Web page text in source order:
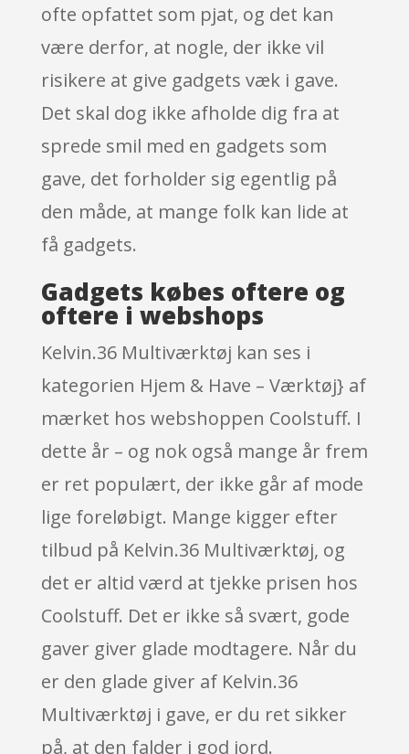
ofte opfattet som pjat, og det kan
være derfor, at nogle, der ikke vil
risikere at give gadgets væk i gave.
Det skal dog ikke afholde dig fra at
sprede smil med en gadgets som
gave, det forholder sig egentlig på
den måde, at mange folk kan lide at
få gadgets.
Gadgets købes oftere og
oftere i webshops
Kelvin.36 Multiværktøj kan ses i
kategorien Hjem & Have – Værktøj} af
mærket hos webshoppen Coolstuff. I
dette år – og nok også mange år frem
er ret populært, der ikke går af mode
lige foreløbigt. Mange kigger efter
tilbud på Kelvin.36 Multiværktøj, og
det er altid værd at tjekke prisen hos
Coolstuff. Det er ikke så svært, gode
gaver giver glade modtagere. Når du
er den glade giver af Kelvin.36
Multiværktøj i gave, er du ret sikker
på, at den falder i god jord.